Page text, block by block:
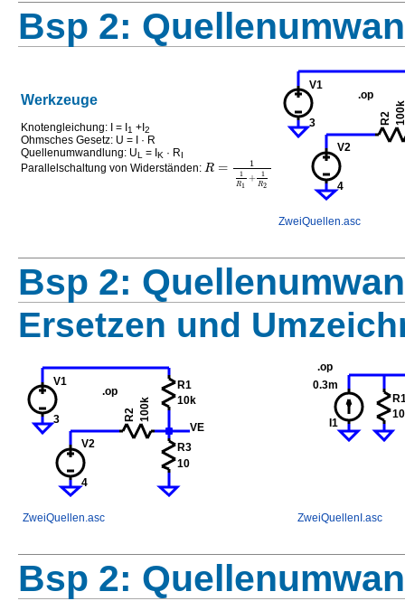
Bsp 2:
Werkzeuge
Knotengleichung: I = I 1 +I 2
Ohmsches Gesetz: U = I · R
Quellenumwandlung: UL = I K · RI
Parallelschaltung von Widerständen: R = 1
1
R1
+ 1
R2
ZweiQuellen.asc
Bsp 2:
Ersetzen und
ZweiQuellen.asc ZweiQuellenI.asc
Bsp 2: